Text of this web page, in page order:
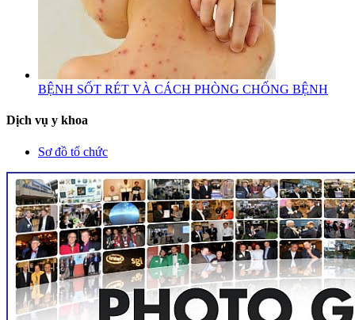
BỆNH SỐT RÉT VÀ CÁCH PHÒNG CHỐNG BỆNH
Dịch vụ y khoa
Sơ đồ tổ chức